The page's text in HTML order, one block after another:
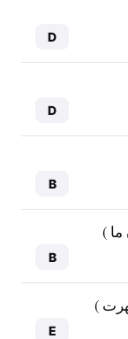
D
D
B
)
B
)
E